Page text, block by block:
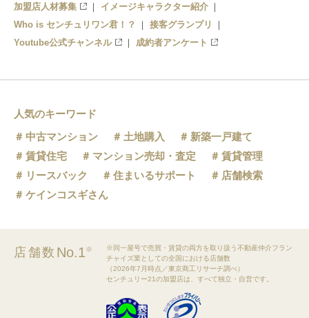
加盟店人材募集
イメージキャラクター紹介
Who is センチュリワン君！？
接客グランプリ
Youtube公式チャンネル
成約者アンケート
人気のキーワード
中古マンション
土地購入
新築一戸建て
賃貸住宅
マンション売却・査定
賃貸管理
リースバック
住まいるサポート
店舗検索
ケインコスギさん
店舗数 No.1※
※同一屋号で売買・賃貸の両方を取り扱う不動産仲介フラン
チャイズ業としての全国における店舗数
（2026年7月時点／東京商工リサーチ調べ）
センチュリー21の加盟店は、すべて独立・自営です。